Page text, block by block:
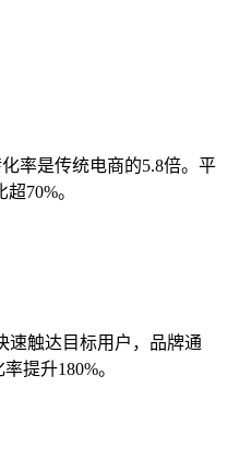
率是传统电商的5.8倍。平
70%。
速触达目标用户，品牌通
提升180%。